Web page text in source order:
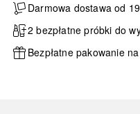
Darmowa dostawa od
2 bezpłatne próbki do
Bezpłatne pakowanie